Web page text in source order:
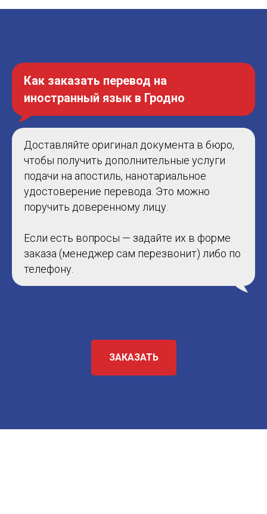
Как заказать перевод на
иностранный язык в Гродно
Доставляйте оригинал документа в бюро,
чтобы получить дополнительные услуги
подачи на апостиль, нанотариальное
удостоверение перевода. Это можно
поручить доверенному лицу.
Если есть вопросы — задайте их в форме
заказа (менеджер сам перезвонит) либо по
телефону.
ЗАКАЗАТЬ